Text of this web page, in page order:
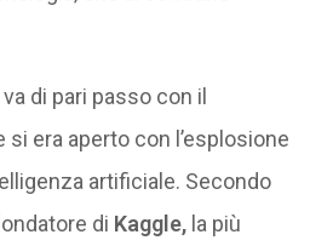
di pari passo con il
era aperto con l’esplosione
artificiale. Secondo
di Kaggle,la più